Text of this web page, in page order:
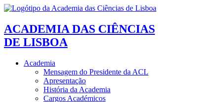
ACADEMIA DAS CIÊNCIAS
DE LISBOA
Academia
Mensagem do Presidente da ACL
Apresentação
História da Academia
Cargos Académicos